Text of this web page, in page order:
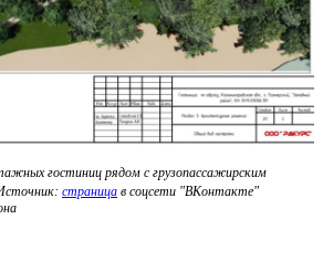
гостиниц рядом с грузопассажирским
страница в соцсети "ВКонтакте"